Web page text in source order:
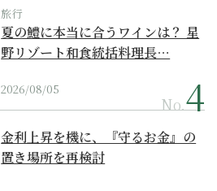
旅行
夏の鱧に本当に合うワインは？ 星
野リゾート和食統括料理長…
2026/08/05
No.
金利上昇を機に、『守るお金』の
置き場所を再検討